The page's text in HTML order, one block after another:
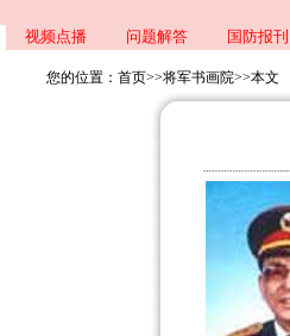
视频点播 问题解答 国防报刊
您的位置： 首页>>将军书画院>>本文